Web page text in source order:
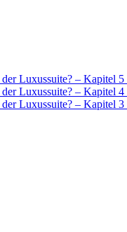
Luxussuite? – Kapitel 5
Luxussuite? – Kapitel 4
Luxussuite? – Kapitel 3